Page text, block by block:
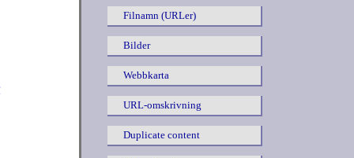
Filnamn (URLer)
Bilder
Webbkarta
URL-omskrivning
Duplicate content